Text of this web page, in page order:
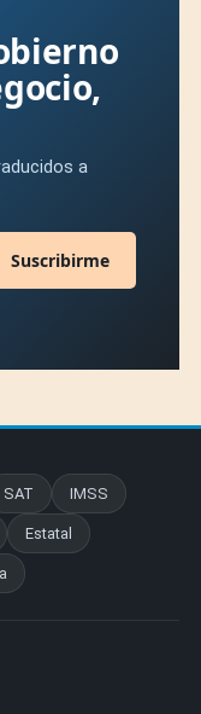
a
Suscribirme
SAT IMSS
Estatal